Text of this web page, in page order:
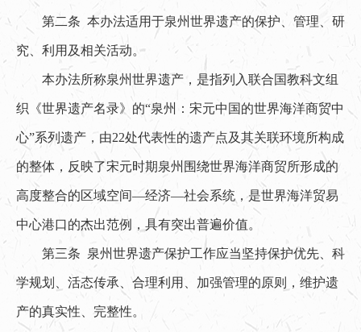
第二条 本办法适用于泉州世界遗产的保护、管理、研
究、利用及相关活动。
本办法所称泉州世界遗产，是指列入联合国教科文组
织《世界遗产名录》的“泉州：宋元中国的世界海洋商贸中
心”系列遗产，由22处代表性的遗产点及其关联环境所构成
的整体，反映了宋元时期泉州围绕世界海洋商贸所形成的
高度整合的区域空间—经济—社会系统，是世界海洋贸易
中心港口的杰出范例，具有突出普遍价值。
第三条 泉州世界遗产保护工作应当坚持保护优先、科
学规划、活态传承、合理利用、加强管理的原则，维护遗
产的真实性、完整性。